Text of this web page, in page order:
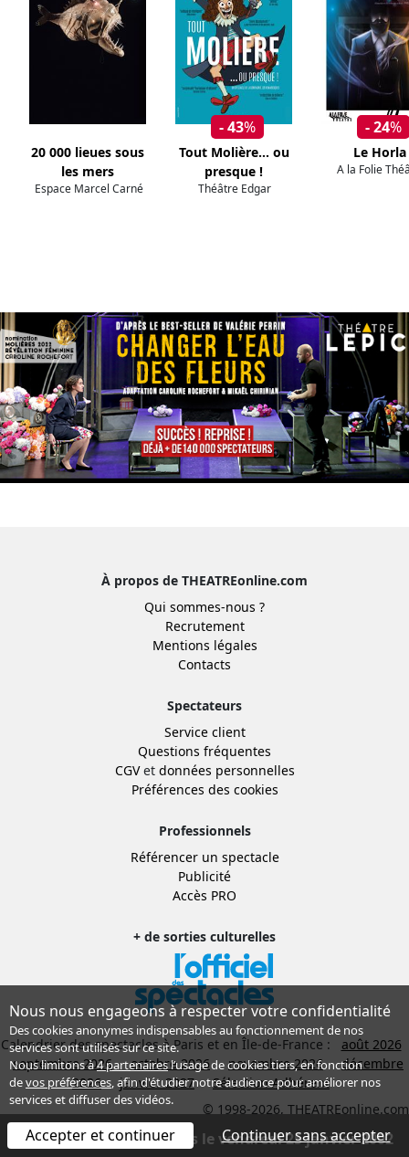
20 000 lieues sous
les mers
Espace Marcel Carné
- 43%
Tout Molière... ou
presque !
Théâtre Edgar
- 24%
Le Horla
A la Folie
À propos de THEATREonline.com
Qui sommes-nous ?
Recrutement
Mentions légales
Contacts
Spectateurs
Service client
Questions fréquentes
CGVet données personnelles
Préférences des cookies
Professionnels
Référencer un spectacle
Publicité
Accès PRO
+ de sorties culturelles
Calendrier des spectacles à Paris et en Île-de-France :
août 2026
septembre 2026
octobre 2026 novembre 2026
décembre
2026
janvier 2027
Sélection Adhérent
© 1998-2026, THEATREonline.com
Spectacle terminé depuis le vendredi 25 janvier 2002
Nous nous engageons à respecter votre confidentialité
Des cookies anonymes indispensables au fonctionnement de nos
services sont utilisés sur ce site.
Nous limitons à4 partenairesl’usage de cookies tiers, en fonction
devos préférences, afin d'étudier notre audience pour améliorer nos
services et diffuser des vidéos.
Accepter et continuer Continuer sans accepter